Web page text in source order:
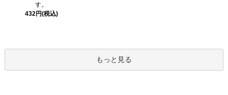
す。
432円(税込)
もっと見る